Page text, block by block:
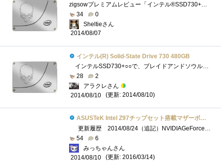
zigsowプレミアムレビュー「インテル®SSD730+〇〇で、ブレイドアンドソウルを圧倒的に攻略するんだ！」のレビューです。今回はSiliconPower製OCメモリ...
34
0
Sheltieさん
2014/08/07
インテル(R) Solid-State Drive 730 480GB
インテルSSD730+○○で、ブレイドアンドソウルを圧倒的に攻略するんだ！ の体験レビュアーに当選しましたアラクレです。 なお私はIntelSSD730+M...
28
2
アラクレさん
2014/08/10
(更新: 2014/08/10)
ASUSTeK Intel Z97チップセット搭載マザーボード MAXIMUS VII HERO 【ATX】
更新履歴 2014/08/24（追記）NVIDIAGeForceExperienceでゲームの最適化2014/08/24（追記）エクスペリエンスインデックスの検証2014/08/15（追記）その他�...
54
6
みっちゃんさん
2014/08/10
(更新: 2016/03/14)